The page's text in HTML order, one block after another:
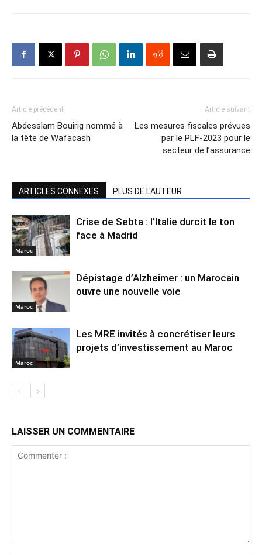
Article précédent
Abdesslam Bouirig nommé à
la tête de Wafacash
Article suivant
Les mesures fiscales prévues
par le PLF-2023 pour le
secteur de l’assurance
ARTICLES CONNEXES PLUS DE L'AUTEUR
Maroc
Crise de Sebta : l’Italie durcit le ton
face à Madrid
Maroc
Dépistage d’Alzheimer : un Marocain
ouvre une nouvelle voie
Maroc
Les MRE invités à concrétiser leurs
projets d’investissement au Maroc
LAISSER UN COMMENTAIRE